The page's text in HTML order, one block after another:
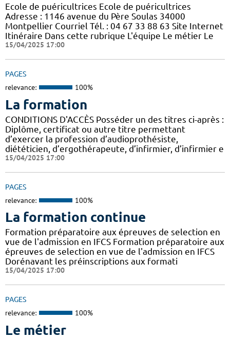
Ecole de puéricultrices Ecole de puéricultrices
Adresse : 1146 avenue du Père Soulas 34000
Montpellier Courriel Tél. : 04 67 33 88 63 Site Internet
Itinéraire Dans cette rubrique L'équipe Le métier Le
15/04/2025 17:00
PAGES
relevance: 100%
La formation
CONDITIONS D'ACCÈS Posséder un des titres ci-après :
Diplôme, certificat ou autre titre permettant
d’exercer la profession d’audioprothésiste,
diététicien, d’ergothérapeute, d’infirmier, d’infirmier e
15/04/2025 17:00
PAGES
relevance: 100%
La formation continue
Formation préparatoire aux épreuves de selection en
vue de l'admission en IFCS Formation préparatoire aux
épreuves de selection en vue de l'admission en IFCS
Dorénavant les préinscriptions aux formati
15/04/2025 17:00
PAGES
relevance: 100%
Le métier